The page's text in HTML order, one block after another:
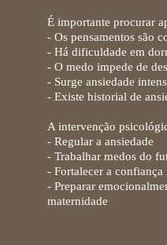
É importante procurar
- Os pensamentos são
- Há dificuldade em
- O medo impede de
- Surge ansiedade
- Existe historial de
A intervenção
- Regular a ansiedade
- Trabalhar medos do
- Fortalecer a confiança
- Preparar
maternidade